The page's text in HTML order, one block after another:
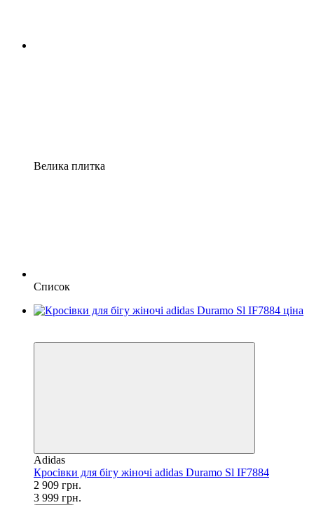
Велика плитка
Список
Adidas
Кросівки для бігу жіночі adidas Duramo Sl IF7884
2 909 грн.
3 999 грн.